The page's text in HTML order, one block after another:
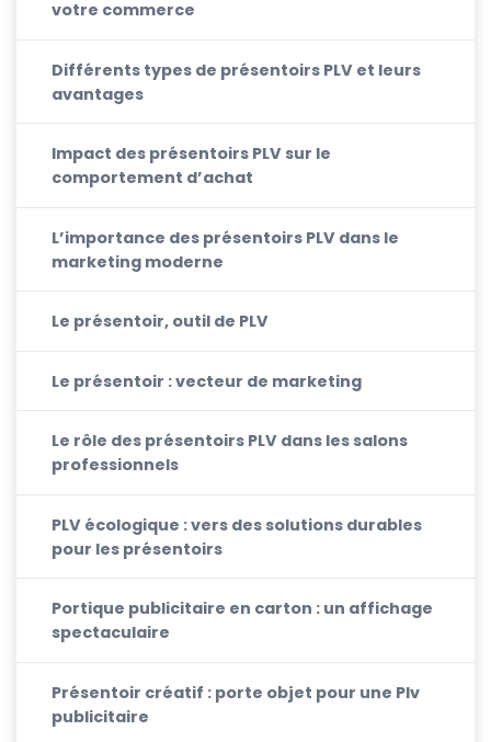
votre commerce
Différents types de présentoirs PLV et leurs
avantages
Impact des présentoirs PLV sur le
comportement d’achat
L’importance des présentoirs PLV dans le
marketing moderne
Le présentoir, outil de PLV
Le présentoir : vecteur de marketing
Le rôle des présentoirs PLV dans les salons
professionnels
PLV écologique : vers des solutions durables
pour les présentoirs
Portique publicitaire en carton : un affichage
spectaculaire
Présentoir créatif : porte objet pour une Plv
publicitaire